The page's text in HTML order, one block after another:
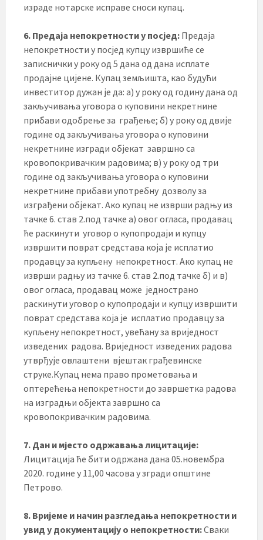
израде нотарске исправе сноси купац.
6. Предаја непокретности у посјед: Предаја
непокретности у посјед купцу извршиће се
записнички у року од 5 дана од дана исплате
продајне цијене. Купац земљишта, као будући
инвеститор дужан је да: а) у року од годину дана од
закључивања уговора о куповини некретнине
прибави одобрење за грађење; б) у року од двије
године од закључивања уговора о куповини
некретнине изгради објекат завршно са
кровопокривачким радовима; в) у року од три
године од закључивања уговора о куповини
некретнине прибави употребну дозволу за
изграђени објекат. Ако купац не изврши радњу из
тачке 6. став 2.под тачке а) овог огласа, продавац
ће раскинути уговор о купопродаји и купцу
извршити поврат средстава која је исплатио
продавцу за купљену непокретност. Ако купац не
изврши радњу из тачке 6. став 2.под тачке б) и в)
овог огласа, продавац може једнострано
раскинути уговор о купопродаји и купцу извршити
поврат средстава која је исплатио продавцу за
купљену непокретност, увећану за вриједност
изведених радова. Вриједност изведених радова
утврђује овлаштени вјештак грађевинске
струке.Купац нема право прометовања и
оптерећења непокретности до завршетка радова
на изградњи објекта завршно са
кровопокривачким радовима.
7. Дан и мјесто одржавања лицитације:
Лицитација ће бити одржана дана 05.новембра
2020. године у 11,00 часова у згради општине
Петрово.
8. Вријеме и начин разгледања непокретности и
увид у документацију о непокретности:Сваки